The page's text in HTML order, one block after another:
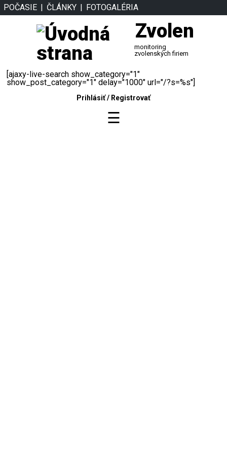
POČASIE ČLÁNKY FOTOGALÉRIA
Zvolen
monitoring
zvolenských firiem
[ajaxy-live-search show_category="1"
show_post_category="1" delay="1000" url="/?s=%s"]
Prihlásiť/ Registrovať
☰